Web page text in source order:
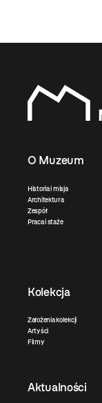
O Muzeum
Historia i misja
Architektura
Zespół
Praca i staże
Kolekcja
Założenia kolekcji
Artyści
Filmy
Aktualności